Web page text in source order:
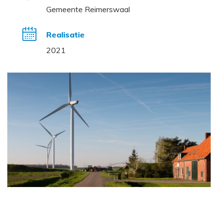
Gemeente Reimerswaal
Realisatie
2021